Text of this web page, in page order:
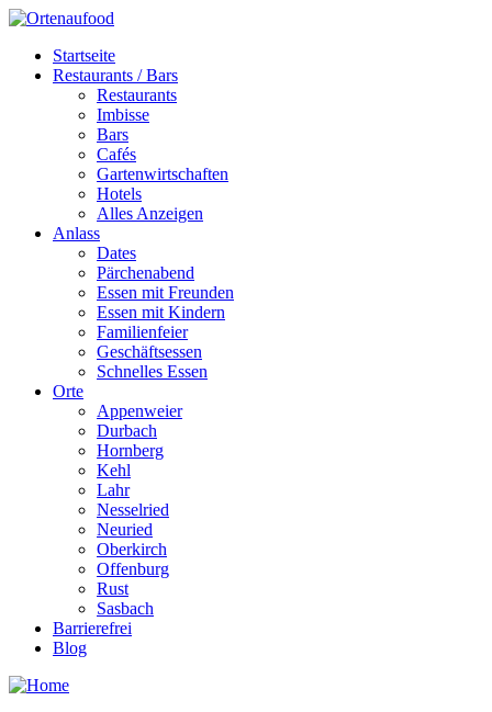
Startseite
Restaurants / Bars
Restaurants
Imbisse
Bars
Cafés
Gartenwirtschaften
Hotels
Alles Anzeigen
Anlass
Dates
Pärchenabend
Essen mit Freunden
Essen mit Kindern
Familienfeier
Geschäftsessen
Schnelles Essen
Orte
Appenweier
Durbach
Hornberg
Kehl
Lahr
Nesselried
Neuried
Oberkirch
Offenburg
Rust
Sasbach
Barrierefrei
Blog